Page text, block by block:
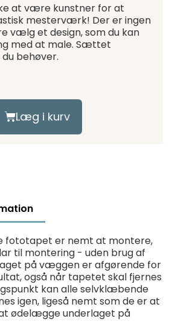
at være kunstner for at
mesterværk! Der er ingen
vælg et design, som du kan
med at male. Sættet
behøver.
Læg i kurv
fototapet er nemt at montere,
til montering - uden brug af
på væggen er afgørende for
også når tapetet skal fjernes
kan alle selvklæbende
igen, ligeså nemt som de er at
ødelægge underlaget på